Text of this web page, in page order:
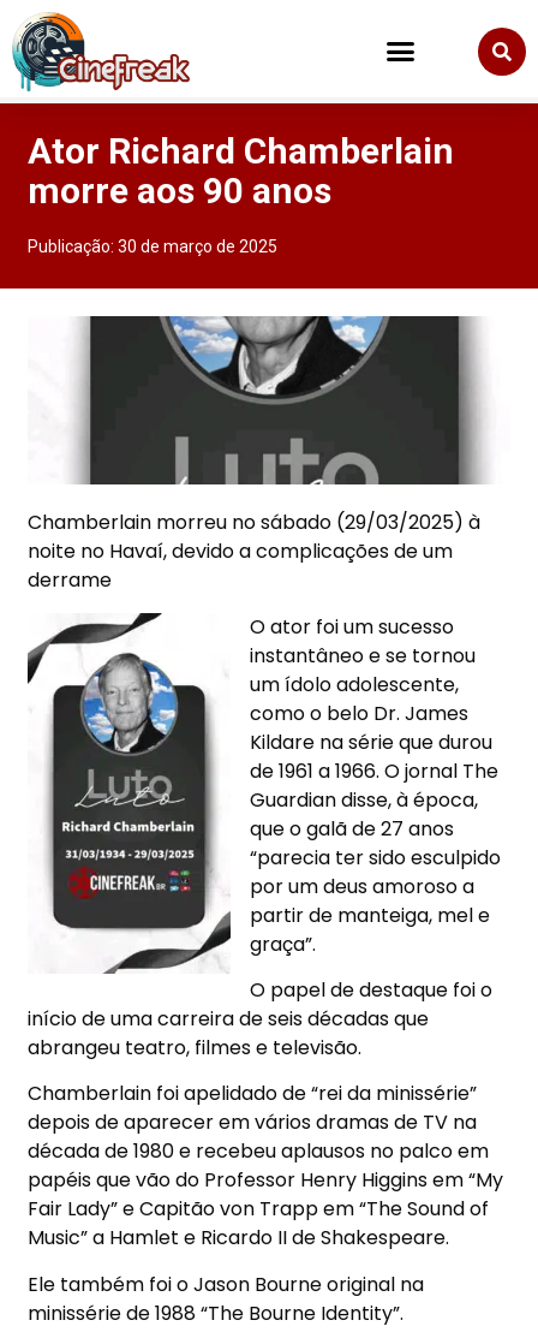
Ator Richard Chamberlain
morre aos 90 anos
Publicação:30 de março de 2025
Chamberlain morreu no sábado (29/03/2025) à
noite no Havaí, devido a complicações de um
derrame
O ator foi um sucesso
instantâneo e se tornou
um ídolo adolescente,
como o belo Dr. James
Kildare na série que durou
de 1961 a 1966. O jornal The
Guardian disse, à época,
que o galã de 27 anos
“parecia ter sido esculpido
por um deus amoroso a
partir de manteiga, mel e
graça”.
O papel de destaque foi o
início de uma carreira de seis décadas que
abrangeu teatro, filmes e televisão.
Chamberlain foi apelidado de “rei da minissérie”
depois de aparecer em vários dramas de TV na
década de 1980 e recebeu aplausos no palco em
papéis que vão do Professor Henry Higgins em “My
Fair Lady” e Capitão von Trapp em “The Sound of
Music” a Hamlet e Ricardo II de Shakespeare.
Ele também foi o Jason Bourne original na
minissérie de 1988 “The Bourne Identity”.